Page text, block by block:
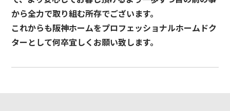
から全力で取り組む所存でございます。
これからも阪神ホームをプロフェッショナルホームドク
ターとして何卒宜しくお願い致します。